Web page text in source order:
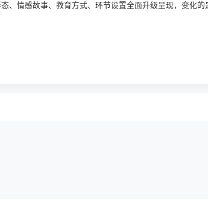
、情感故事、教育方式、环节设置全面升级呈现，变化